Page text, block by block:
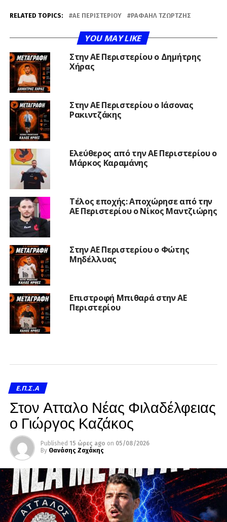
RELATED TOPICS: ΑΕ ΠΕΡΙΣΤΕΡΊΟΥ ΡΑΦΑΉΛ ΤΖΏΡΤΖΗΣ
YOU MAY LIKE
Στην ΑΕ Περιστερίου ο Δημήτρης
Χήρας
Στην ΑΕ Περιστερίου ο Ιάσονας
Ρακιντζάκης
Ελεύθερος από την ΑΕ Περιστερίου ο
Μάρκος Καραμάνης
Τέλος εποχής: Αποχώρησε από την
ΑΕ Περιστερίου ο Νίκος Μαντζιώρης
Στην ΑΕ Περιστερίου ο Φώτης
Μηδέλλυας
Επιστροφή Μπιθαρά στην ΑΕ
Περιστερίου
Ε.Π.Σ.Α
Στον Ατταλο Νέας Φιλαδέλφειας
ο Γιώργος Καζάκος
Published 15 ώρες ago on 05/08/2026
By Θανάσης Ζαχάκης